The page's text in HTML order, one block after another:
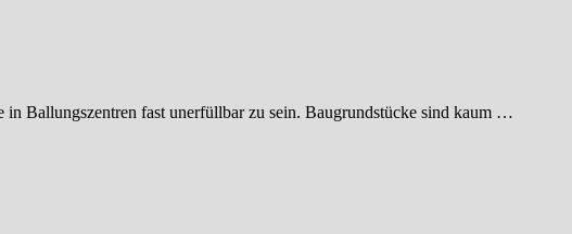
in Ballungszentren fast unerfüllbar zu sein. Baugrundstücke sind kaum …